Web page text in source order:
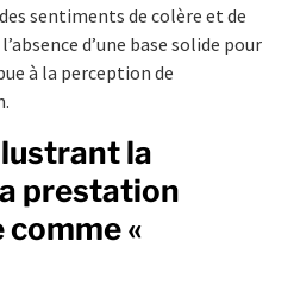
sentiments de colère et de
d’une base solide pour
à la perception de
la
prestation
«